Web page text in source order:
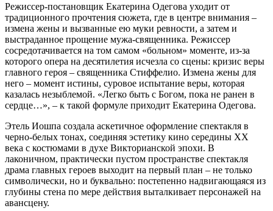
Режиссер-постановщик Екатерина Одегова уходит от
традиционного прочтения сюжета, где в центре внимания –
измена жены и вызванные ею муки ревности, а затем и
выстраданное прощение мужа-священника. Режиссер
сосредотачивается на том самом «больном» моменте, из-за
которого опера на десятилетия исчезла со сцены: кризис веры
главного героя – священника Стиффелио. Измена жены для
него – момент истины, суровое испытание веры, которая
казалась незыблемой. «Легко быть с Богом, пока не ранен в
сердце…», – к такой формуле приходит Екатерина Одегова.
Этель Иошпа создала аскетичное оформление спектакля в
черно-белых тонах, соединяя эстетику кино середины ХХ
века с костюмами в духе Викторианской эпохи. В
лаконичном, практически пустом пространстве спектакля
драма главных героев выходит на первый план – не только
символически, но и буквально: постепенно надвигающаяся из
глубины стена по мере действия выталкивает персонажей на
авансцену.